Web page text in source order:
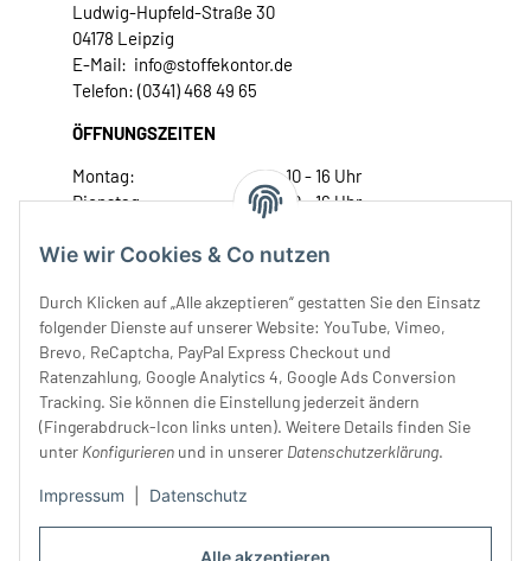
Alle akzeptieren
Wie wir Cookies & Co nutzen
Durch Klicken auf „Alle akzeptieren“ gestatten Sie den Einsatz
folgender Dienste auf unserer Website: YouTube, Vimeo,
Brevo, ReCaptcha, PayPal Express Checkout und
Ratenzahlung, Google Analytics 4, Google Ads Conversion
Tracking. Sie können die Einstellung jederzeit ändern
(Fingerabdruck-Icon links unten). Weitere Details finden Sie
unter Konfigurieren und in unserer Datenschutzerklärung.
Impressum Datenschutz
Ludwig-Hupfeld-Straße 30
04178 Leipzig
E-Mail: info@stoffekontor.de
Telefon: (0341) 468 49 65
ÖFFNUNGSZEITEN
Montag:
10 - 16 Uhr
Dienstag:
10 - 16 Uhr
Donnerstag:
10 - 18 Uhr
Samstag:
10 - 14 Uhr
Unser Service
Rechtliches